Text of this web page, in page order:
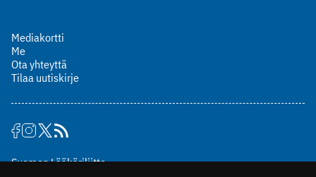
Mediakortti
Me
Ota yhteyttä
Tilaa uutiskirje
Suomen Lääkäriliitto